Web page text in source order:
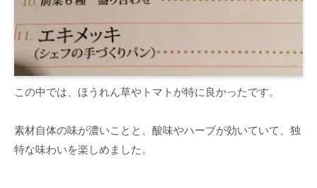
この中では、ほうれん草やトマトが特に良かったです。
素材自体の味が濃いことと、酸味やハーブが効いていて、独
特な味わいを楽しめました。